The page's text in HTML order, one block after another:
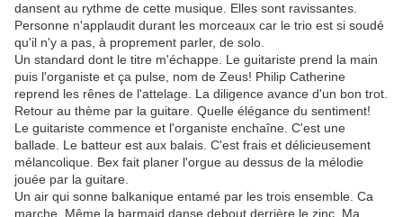
dansent au rythme de cette musique. Elles sont ravissantes.
Personne n'applaudit durant les morceaux car le trio est si soudé
qu'il n'y a pas, à proprement parler, de solo.
Un standard dont le titre m'échappe. Le guitariste prend la main
puis l'organiste et ça pulse, nom de Zeus! Philip Catherine
reprend les rênes de l'attelage. La diligence avance d'un bon trot.
Retour au thème par la guitare. Quelle élégance du sentiment!
Le guitariste commence et l'organiste enchaîne. C'est une
ballade. Le batteur est aux balais. C'est frais et délicieusement
mélancolique. Bex fait planer l'orgue au dessus de la mélodie
jouée par la guitare.
Un air qui sonne balkanique entamé par les trois ensemble. Ca
marche. Même la barmaid danse debout derrière le zinc. Ma